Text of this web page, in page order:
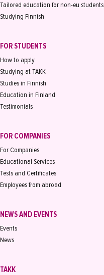
Tailored education for non-eu students
Studying Finnish
FOR STUDENTS
How to apply
Studying at TAKK
Studies in Finnish
Education in Finland
Testimonials
FOR COMPANIES
For Companies
Educational Services
Tests and Certificates
Employees from abroad
NEWS AND EVENTS
Events
News
TAKK